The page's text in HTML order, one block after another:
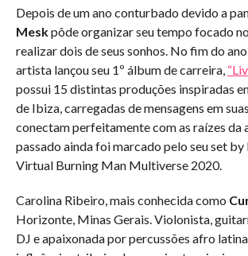
Depois de um ano conturbado devido a
Meskpôde organizar seu tempo focado
realizar dois de seus sonhos. No fim do
artista lançou seu 1º álbum de carreira,
possui 15 distintas produções inspiradas
de Ibiza, carregadas de mensagens em
conectam perfeitamente com as raízes da
passado ainda foi marcado pelo seu set by
Virtual Burning Man Multiverse 2020.
Carolina Ribeiro, mais conhecida como
Horizonte, Minas Gerais. Violonista,
DJ e apaixonada por percussões afro